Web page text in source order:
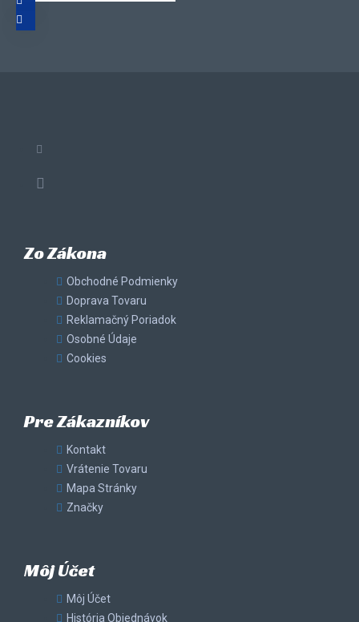
Zo Zákona
Obchodné Podmienky
Doprava Tovaru
Reklamačný Poriadok
Osobné Údaje
Cookies
Pre Zákazníkov
Kontakt
Vrátenie Tovaru
Mapa Stránky
Značky
Môj Účet
Môj Účet
História Objednávok